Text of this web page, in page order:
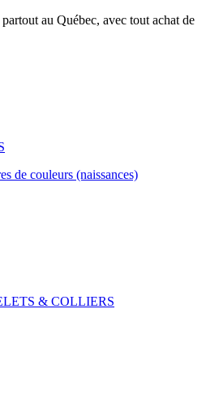
au Québec, avec tout achat de
de couleurs (naissances)
& COLLIERS